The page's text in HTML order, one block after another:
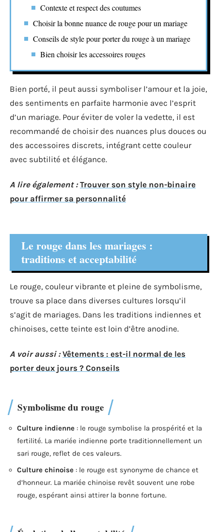
Contexte et respect des coutumes
Choisir la bonne nuance de rouge pour un mariage
Conseils de style pour porter du rouge à un mariage
Bien choisir les accessoires rouges
Bien porté, il peut aussi symboliser l’amour et la joie,
des sentiments en parfaite harmonie avec l’esprit
d’un mariage. Pour éviter de voler la vedette, il est
recommandé de choisir des nuances plus douces ou
des accessoires discrets, intégrant cette couleur
avec subtilité et élégance.
A lire également : Trouver son style non-binaire
pour affirmer sa personnalité
Le rouge dans les mariages :
traditions et acceptabilité
Le rouge, couleur vibrante et pleine de symbolisme,
trouve sa place dans diverses cultures lorsqu’il
s’agit de mariages. Dans les traditions indiennes et
chinoises, cette teinte est loin d’être anodine.
A voir aussi : Vêtements : est-il normal de les
porter deux jours ? Conseils
Symbolisme du rouge
Culture indienne : le rouge symbolise la prospérité et la
fertilité. La mariée indienne porte traditionnellement un
sari rouge, reflet de ces valeurs.
Culture chinoise : le rouge est synonyme de chance et
d’honneur. La mariée chinoise revêt souvent une robe
rouge, espérant ainsi attirer la bonne fortune.